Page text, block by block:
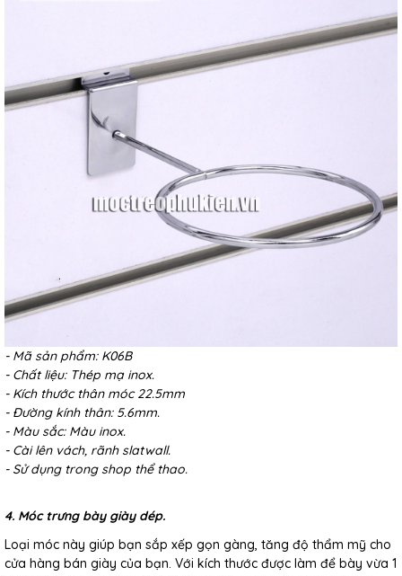
- Mã sản phẩm: K06B
- Chất liệu: Thép mạ inox.
- Kích thước thân móc 22.5mm
- Đường kính thân: 5.6mm.
- Màu sắc: Màu inox.
- Cài lên vách, rãnh slatwall.
- Sử dụng trong shop thể thao.
4. Móc trưng bày giày dép.
Loại móc này giúp bạn sắp xếp gọn gàng, tăng độ thẩm mỹ cho
cửa hàng bán giày của bạn. Với kích thước được làm để bày vừa 1